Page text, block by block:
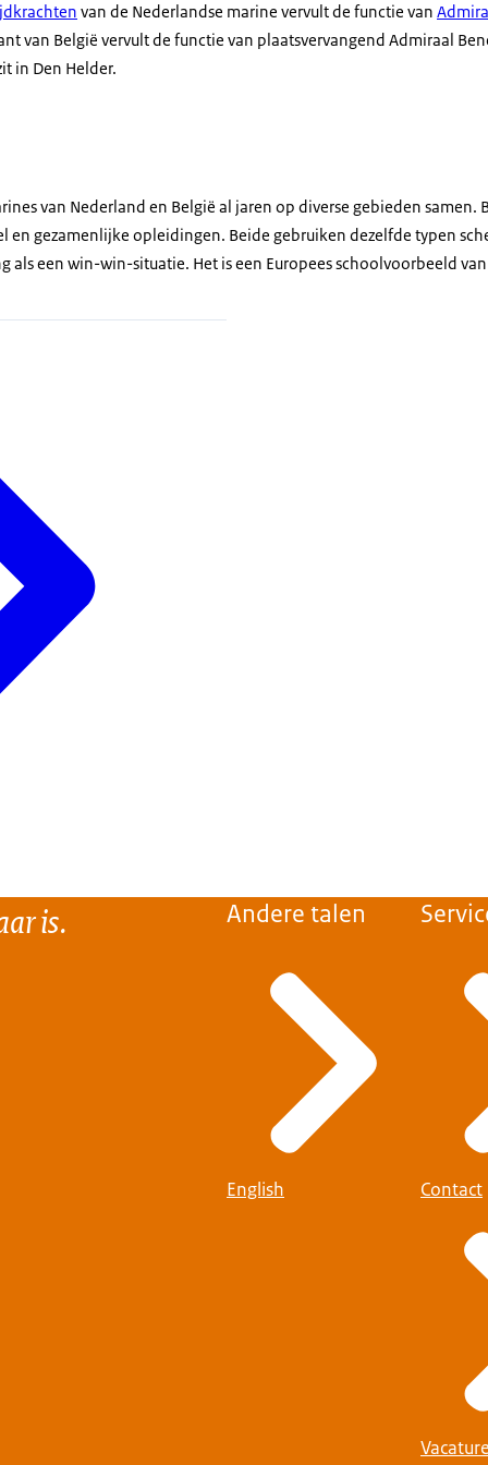
van de Nederlandse marine vervult de functie van
van België vervult de functie van plaatsvervangend Admiraal
in Den Helder.
van Nederland en België al jaren op diverse gebieden samen.
en gezamenlijke opleidingen. Beide gebruiken dezelfde typen
als een win-win-situatie. Het is een Europees schoolvoorbeeld
is. Andere talen
English Contact